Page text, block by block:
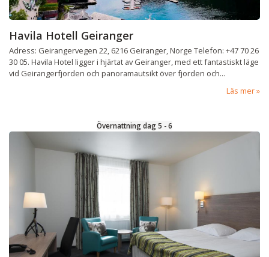
Havila Hotell Geiranger
Adress: Geirangervegen 22, 6216 Geiranger, Norge Telefon: +47 70 26
30 05. Havila Hotel ligger i hjärtat av Geiranger, med ett fantastiskt läge
vid Geirangerfjorden och panoramautsikt över fjorden och...
Läs mer
Övernattning dag 5 - 6